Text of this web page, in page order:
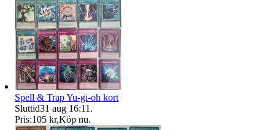
Spell & Trap Yu-gi-oh kort
Sluttid31 aug 16:11 .
Pris:105 kr,Köp nu.